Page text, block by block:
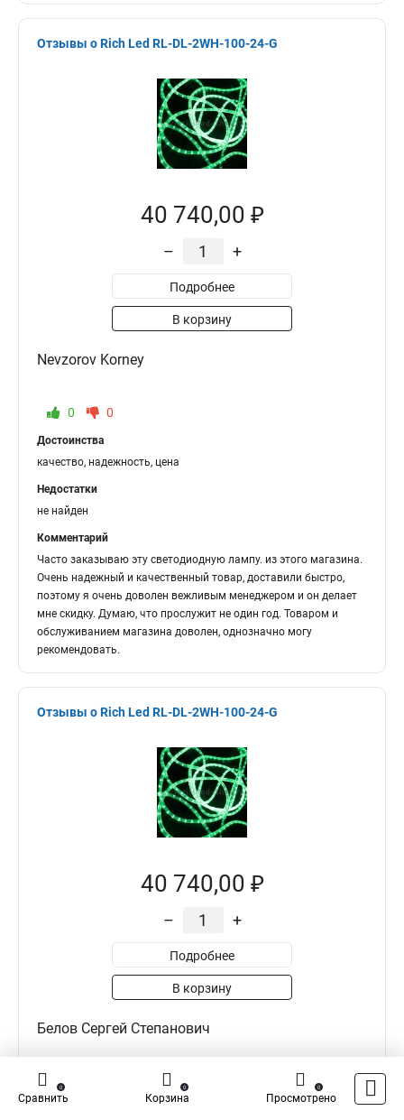
Отзывы о Rich Led RL-DL-2WH-100-24-G
40 740,00 ₽
– +
Подробнее
В корзину
Nevzorov Korney
0 0
Достоинства
качество, надежность, цена
Недостатки
не найден
Комментарий
Часто заказываю эту светодиодную лампу. из этого магазина.
Очень надежный и качественный товар, доставили быстро,
поэтому я очень доволен вежливым менеджером и он делает
мне скидку. Думаю, что прослужит не один год. Товаром и
обслуживанием магазина доволен, однозначно могу
рекомендовать.
Отзывы о Rich Led RL-DL-2WH-100-24-G
40 740,00 ₽
– +
Подробнее
В корзину
Белов Сергей Степанович
Сравнить
0
Корзина
0
Просмотрено
0